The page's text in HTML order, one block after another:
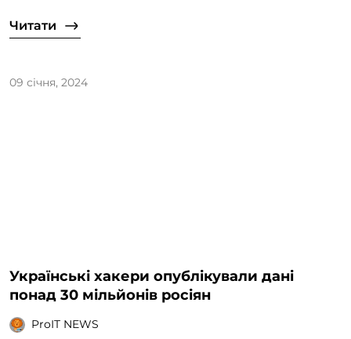
Читати
09 січня, 2024
Українські хакери опублікували дані
понад 30 мільйонів росіян
ProIT NEWS